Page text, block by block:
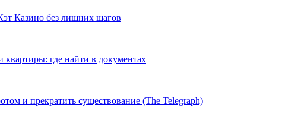
Казино без лишних шагов
где найти в документах
и прекратить существование (The Telegraph)